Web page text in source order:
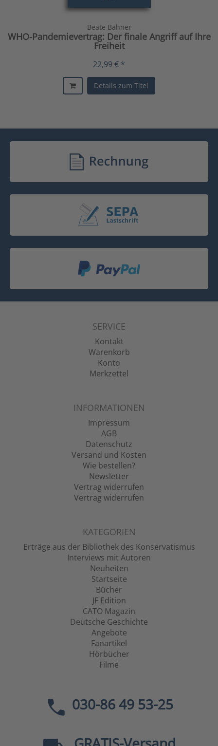
Beate Bahner
WHO-Pandemievertrag: Der finale Angriff auf Ihre
Freiheit
22,99 € *
Details zum Titel
SERVICE
Kontakt
Warenkorb
Konto
Merkzettel
INFORMATIONEN
Impressum
AGB
Datenschutz
Versand und Kosten
Wie bestellen?
Newsletter
Vertrag widerrufen
Vertrag widerrufen
KATEGORIEN
Erträge aus der Bibliothek des Konservatismus
Interviews mit Autoren
Neuheiten
Startseite
Bücher
JF Edition
CATO Magazin
Deutsche Geschichte
Angebote
Fanartikel
Hörbücher
Filme
030-86 49 53-25